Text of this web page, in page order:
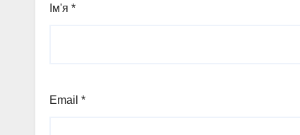
Ім'я *
Email *